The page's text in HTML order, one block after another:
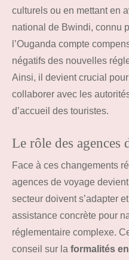
culturels ou en mettant en
national de Bwindi, connu
l’Ouganda compte
négatifs des nouvelles
Ainsi, il devient crucial
collaborer avec les
d’accueil des touristes.
Le rôle des agences
Face à ces changements
agences de voyage
secteur doivent s’adapter
assistance concrète pour
réglementaire complexe.
conseil sur la formalités